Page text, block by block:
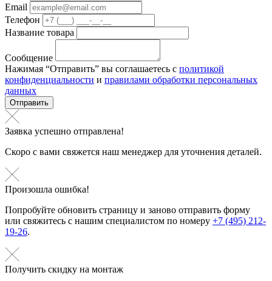
Email
Телефон
Название товара
Сообщение
Нажимая “Отправить” вы соглашаетесь с политикой
конфиденциальности и правилами обработки персональных
данных
Отправить
Заявка успешно отправлена!
Скоро с вами свяжется наш менеджер для уточнения деталей.
Произошла ошибка!
Попробуйте обновить страницу и заново отправить форму
или свяжитесь с нашим специалистом по номеру +7 (495) 212-
19-26.
Получить скидку на монтаж